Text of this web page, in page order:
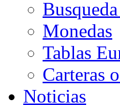
Monedas
Tablas
Carteras
Noticias